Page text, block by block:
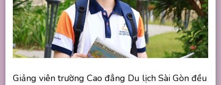
Giảng viên trường Cao đẳng Du lịch Sài Gòn đều